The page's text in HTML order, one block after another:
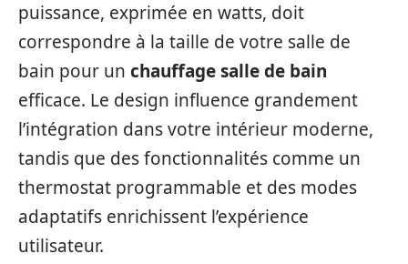
puissance, exprimée en watts, doit
correspondre à la taille de votre salle de
bain pour un chauffage salle de bain
efficace. Le design influence grandement
l’intégration dans votre intérieur moderne,
tandis que des fonctionnalités comme un
thermostat programmable et des modes
adaptatifs enrichissent l’expérience
utilisateur.